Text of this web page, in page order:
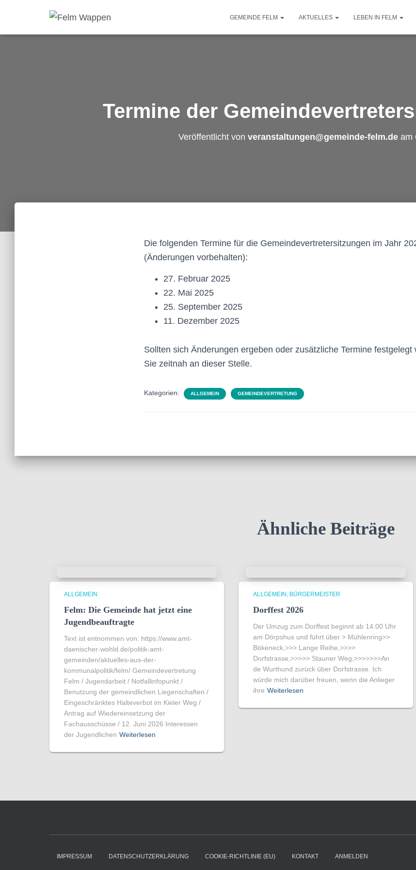
GEMEINDE FELM AKTUELLES LEBEN IN FELM
Termine der
Veröffentlicht von veranstaltungen@gemeinde-felm.de am
Die folgenden Termine für die Gemeindevertretersitzungen im Jahr
(Änderungen vorbehalten):
27. Februar 2025
22. Mai 2025
25. September 2025
11. Dezember 2025
Sollten sich Änderungen ergeben oder zusätzliche Termine
Sie zeitnah an dieser Stelle.
Kategorien: ALLGEMEIN GEMEINDEVERTRETUNG
Ähnliche Beiträge
ALLGEMEIN
Felm: Die Gemeinde hat jetzt eine
Jugendbeauftragte
Text ist entnommen von: https://www.amt-
daenischer-wohld.de/politik-amt-
gemeinden/aktuelles-aus-der-
kommunalpolitik/felm/ Gemeindevertretung
Felm / Jugendarbeit / Notfallinfopunkt /
Benutzung der gemeindlichen Liegenschaften /
Eingeschränktes Halteverbot im Kieler Weg /
Antrag auf Wiedereinsetzung der
Fachausschüsse / 12. Juni 2026 Interessen
der Jugendlichen Weiterlesen
ALLGEMEIN BÜRGERMEISTER
Dorffest 2026
Der Umzug zum Dorffest beginnt ab 14.00 Uhr
am Dörpshus und führt über > Mühlenring>>
Bökeneck,>>> Lange Reihe,>>>>
Dorfstrasse,>>>>> Stauner Weg,>>>>>>>An
de Wurthund zurück über Dorfstrasse. Ich
würde mich darüber freuen, wenn die Anlieger
ihre Weiterlesen
IMPRESSUM DATENSCHUTZERKLÄRUNG COOKIE-RICHTLINIE (EU) KONTAKT ANMELDEN